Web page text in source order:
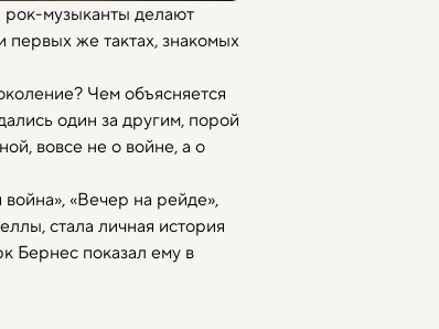
рок-музыканты делают
же тактах, знакомых
Чем объясняется
один за другим, порой
вовсе не о войне, а о
«Вечер на рейде»,
стала личная история
Бернес показал ему в